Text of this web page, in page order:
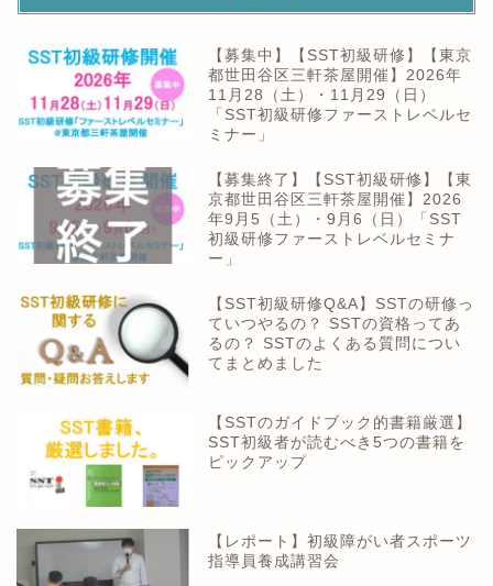
【募集中】【SST初級研修】【東京
都世田谷区三軒茶屋開催】2026年
11月28（土）・11月29（日）
「SST初級研修ファーストレベルセ
ミナー」
【募集終了】【SST初級研修】【東
京都世田谷区三軒茶屋開催】2026
年9月5（土）・9月6（日）「SST
初級研修ファーストレベルセミナ
ー」
【SST初級研修Q&A】SSTの研修っ
ていつやるの？ SSTの資格ってあ
るの？ SSTのよくある質問につい
てまとめました
【SSTのガイドブック的書籍厳選】
SST初級者が読むべき5つの書籍を
ピックアップ
【レポート】初級障がい者スポーツ
指導員養成講習会